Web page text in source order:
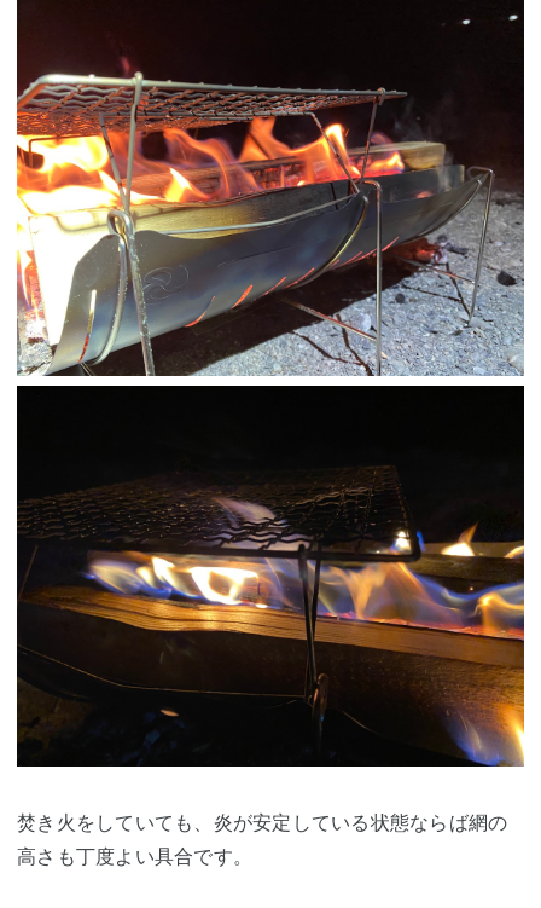
焚き火をしていても、炎が安定している状態ならば網の
高さも丁度よい具合です。